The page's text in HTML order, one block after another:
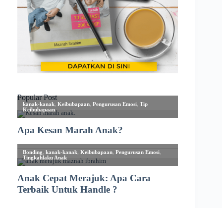
Popular Post